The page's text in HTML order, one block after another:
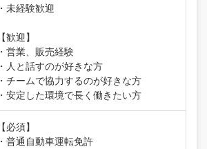
・未経験歓迎
【歓迎】
・営業、販売経験
・人と話すのが好きな方
・チームで協力するのが好きな方
・安定した環境で長く働きたい方
【必須】
・普通自動車運転免許